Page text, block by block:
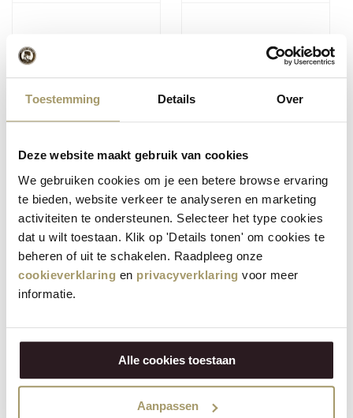
Toestemming Details Over
Deze website maakt gebruik van cookies
We gebruiken cookies om je een betere browse ervaring
te bieden, website verkeer te analyseren en marketing
activiteiten te ondersteunen. Selecteer het type cookies
dat u wilt toestaan. Klik op 'Details tonen' om cookies te
beheren of uit te schakelen. Raadpleeg onze
cookieverklaring en privacyverklaring voor meer
informatie.
Alle cookies toestaan
Aanpassen
Morceau de Henri
biologique Gouda
affiné 50+
Contactez-nous pour
accéder aux conditions de
livraison
Consumer price: €13,95(Incl. Tax)
Morceau de Gouda
Contactez-nous pour
accéder aux conditions de
livraison
Consumer price: €15,95(Incl. Tax)
(3) (2)
biologique Henri Willig